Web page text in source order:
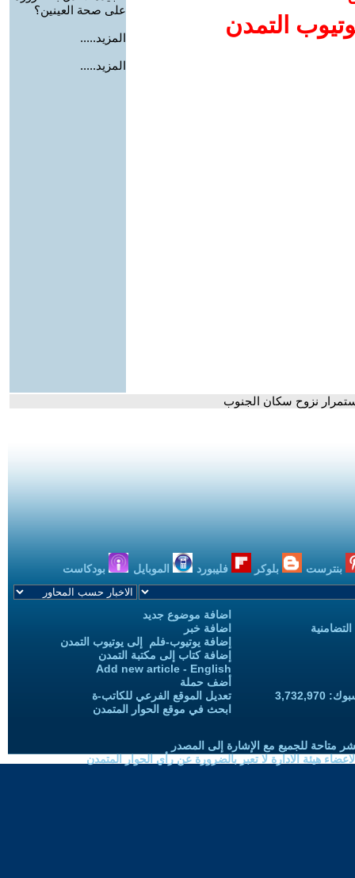
التمدن
على صحة العينين؟
المزيد.....
المزيد.....
نزوح سكان الجنوب
بنترست بلوكر فليبورد الموبايل بودكاست
اضافة موضوع جديد
اضافة خبر
إضافة يوتيوب-فلم إلى يوتيوب التمدن
إضافة كتاب إلى مكتبة التمدن
Add new article - English
أضف حملة
تعديل الموقع الفرعي للكاتب-ة
ابحث في موقع الحوار المتمدن
متاحة للجميع مع الإشارة إلى المصدر
هيئة الادارة لا تعبر بالضرورة عن رأي الحوار المتمدن